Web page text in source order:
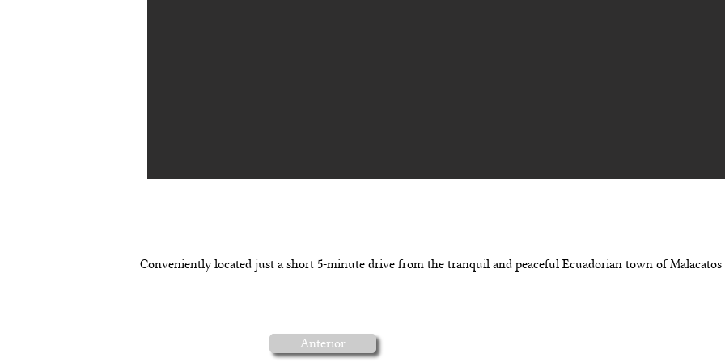
Conveniently located just a short 5-minute drive from the tranquil and peaceful Ecuadorian town of Malacatos
Anterior